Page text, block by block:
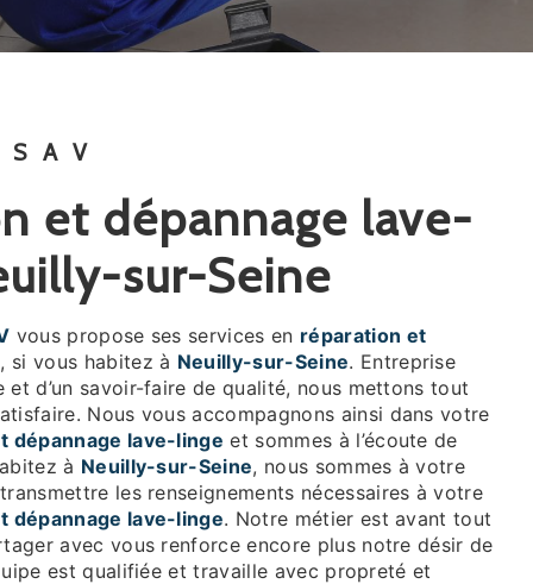
SAV
sur-Seine
vous propose ses services en réparation et
, si vous habitez à Neuilly-sur-Seine. Entreprise
et d’un savoir-faire de qualité, nous mettons tout
Nous vous accompagnons ainsi dans votre
dépannage lave-linge et sommes à l’écoute de
à Neuilly-sur-Seine, nous sommes à votre
les renseignements nécessaires à votre
dépannage lave-linge. Notre métier est avant tout
avec vous renforce encore plus notre désir de
est qualifiée et travaille avec propreté et